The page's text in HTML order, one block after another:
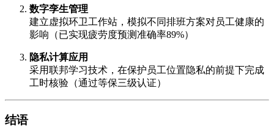
数字孪生管理
建立虚拟环卫工作站，模拟不同排班方案对员工健康的
影响（已实现疲劳度预测准确率89%）
隐私计算应用
采用联邦学习技术，在保护员工位置隐私的前提下完成
工时核验（通过等保三级认证）
结语